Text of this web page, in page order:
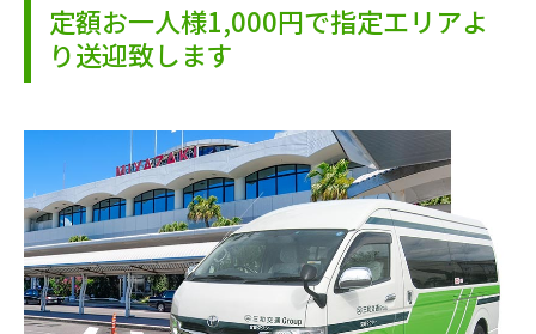
定額お一人様1,000円で指定エリアよ
り送迎致します